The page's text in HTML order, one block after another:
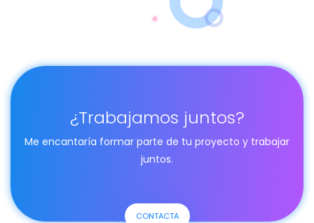
¿Trabajamos juntos?
Me encantaría formar parte de tu proyecto y trabajar
juntos.
CONTACTA